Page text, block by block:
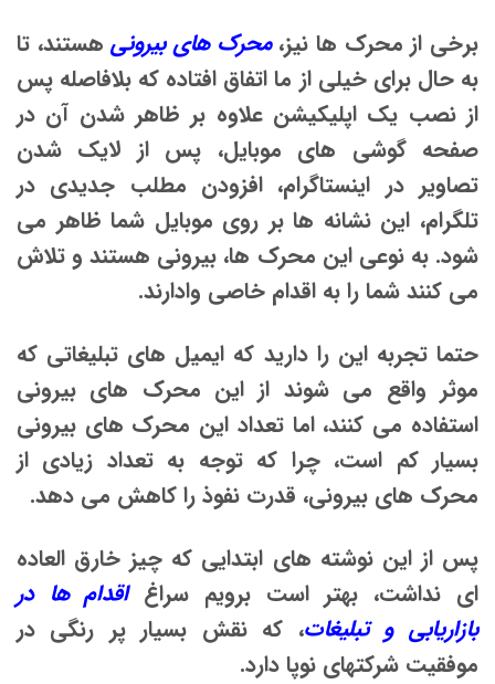
برخی از محرک ها نیز، محرک های بیرونی هستند، تا
به حال برای خیلی از ما اتفاق افتاده که بلافاصله پس
از نصب یک اپلیکیشن علاوه بر ظاهر شدن آن در
صفحه گوشی های موبایل، پس از لایک شدن
تصاویر در اینستاگرام، افزودن مطلب جدیدی در
تلگرام، این نشانه ها بر روی موبایل شما ظاهر می
شود. به نوعی این محرک ها، بیرونی هستند و تلاش
می کنند شما را به اقدام خاصی وادارند.
حتما تجربه این را دارید که ایمیل های تبلیغاتی که
موثر واقع می شوند از این محرک های بیرونی
استفاده می کنند، اما تعداد این محرک های بیرونی
بسیار کم است، چرا که توجه به تعداد زیادی از
محرک های بیرونی، قدرت نفوذ را کاهش می دهد.
پس از این نوشته های ابتدایی که چیز خارق العاده
ای نداشت، بهتر است برویم سراغ اقدام ها در
بازاریابی و تبلیغات، که نقش بسیار پر رنگی در
موفقیت شرکتهای نوپا دارد.